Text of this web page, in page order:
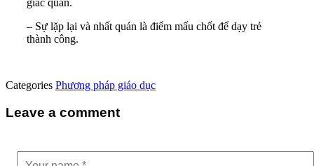
– Sự lặp lại và nhất quán là điểm mấu chốt để dạy trẻ
thành công.
Categories Phương pháp giáo dục
Leave a comment